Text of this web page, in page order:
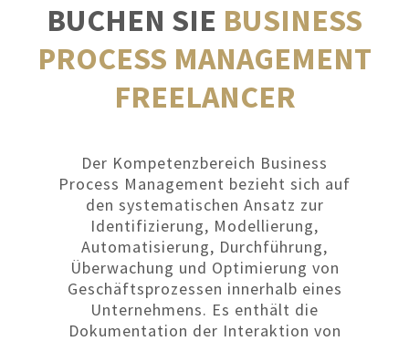
BUCHEN SIE BUSINESS
PROCESS MANAGEMENT
FREELANCER
Der Kompetenzbereich Business
Process Management bezieht sich auf
den systematischen Ansatz zur
Identifizierung, Modellierung,
Automatisierung, Durchführung,
Überwachung und Optimierung von
Geschäftsprozessen innerhalb eines
Unternehmens. Es enthält die
Dokumentation der Interaktion von